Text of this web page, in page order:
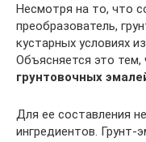
Несмотря на то, что
преобразователь,
кустарных условиях
Объясняется это тем,
грунтовочных
Для ее составления
ингредиентов. Грунт-